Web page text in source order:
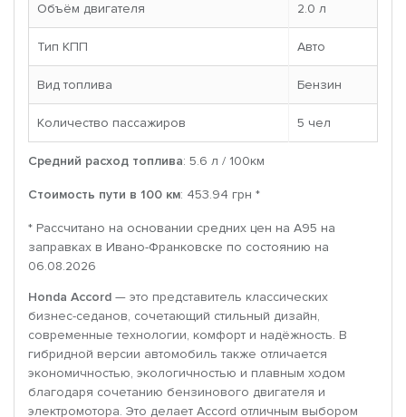
Объём двигателя 2.0 л
Тип КПП Авто
Вид топлива Бензин
Количество пассажиров 5 чел
Средний расход топлива: 5.6 л / 100км
Стоимость пути в 100 км: 453.94 грн *
* Рассчитано на основании средних цен на A95 на
заправках в Ивано-Франковске по состоянию на
06.08.2026
Honda Accord — это представитель классических
бизнес-седанов, сочетающий стильный дизайн,
современные технологии, комфорт и надёжность. В
гибридной версии автомобиль также отличается
экономичностью, экологичностью и плавным ходом
благодаря сочетанию бензинового двигателя и
электромотора. Это делает Accord отличным выбором